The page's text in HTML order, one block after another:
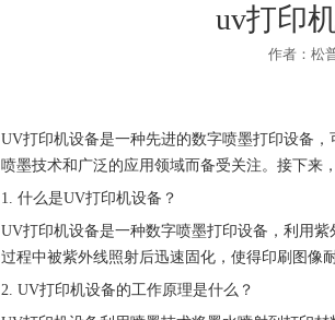
uv打印
作者：松
UV打印机设备是一种先进的数字喷墨打印设备
喷墨技术和广泛的应用领域而备受关注。接下来
1. 什么是UV打印机设备？
UV打印机设备是一种数字喷墨打印设备，利用
过程中被紫外线照射后迅速固化，使得印刷图像
2. UV打印机设备的工作原理是什么？